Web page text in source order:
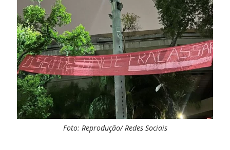
Foto: Reprodução/ Redes Sociais